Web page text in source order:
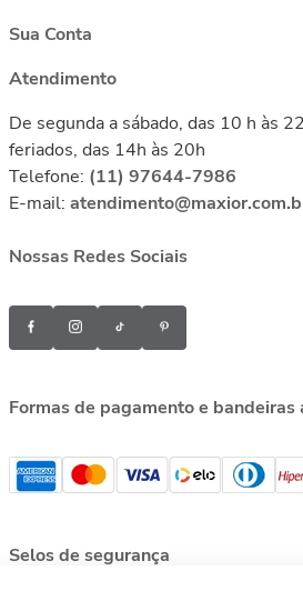
Sua Conta
Atendimento
De segunda a sábado, das 10 h às
feriados, das 14h às 20h
Telefone: (11) 97644-7986
E-mail:
Nossas Redes Sociais
Formas de pagamento e bandeiras
Selos de segurança